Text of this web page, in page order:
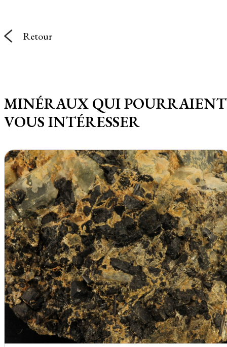
Retour
MINÉRAUX QUI POURRAIENT
VOUS INTÉRESSER